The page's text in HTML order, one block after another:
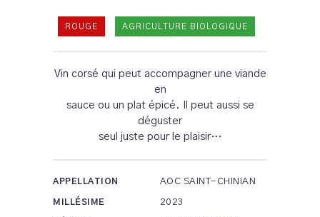
ROUGE AGRICULTURE BIOLOGIQUE
Vin corsé qui peut accompagner une viande
en
sauce ou un plat épicé. Il peut aussi se
déguster
seul juste pour le plaisir…
APPELLATION AOC SAINT-CHINIAN
MILLÉSIME 2023